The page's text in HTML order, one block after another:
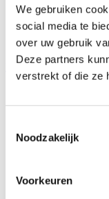
We gebruiken
social media te
over uw gebruik
Deze partners
verstrekt of die ze
Noodzakelijk
Voorkeuren
Home Assortiment